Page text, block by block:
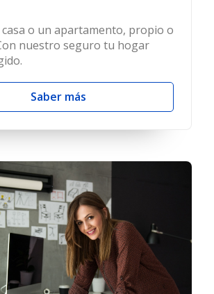
casa o un apartamento, propio o
nuestro seguro tu hogar
Saber más